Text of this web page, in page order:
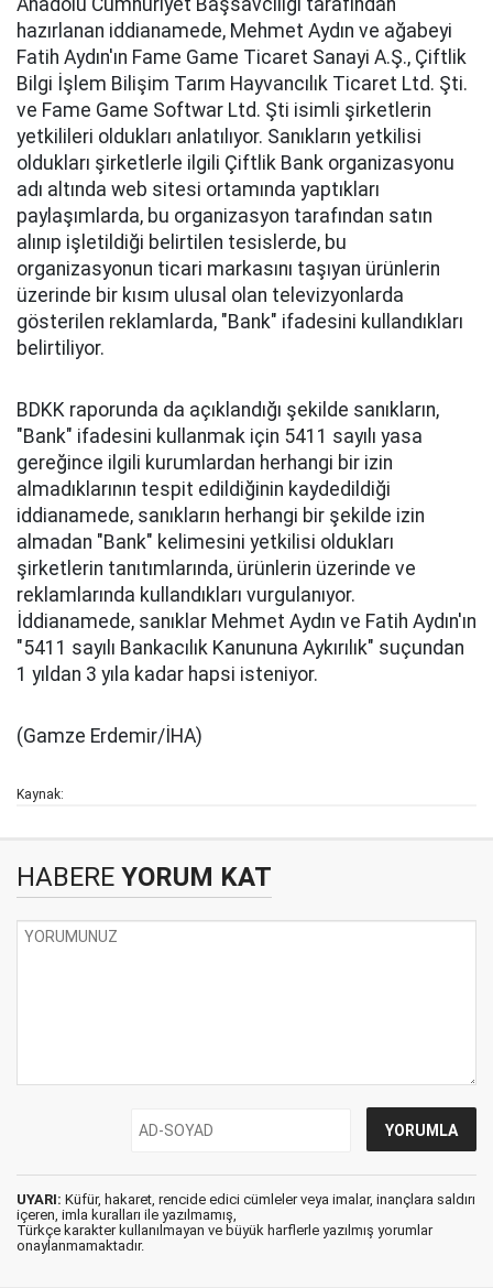
Anadolu Cumhuriyet Başsavcılığı tarafından
hazırlanan iddianamede, Mehmet Aydın ve ağabeyi
Fatih Aydın'ın Fame Game Ticaret Sanayi A.Ş., Çiftlik
Bilgi İşlem Bilişim Tarım Hayvancılık Ticaret Ltd. Şti.
ve Fame Game Softwar Ltd. Şti isimli şirketlerin
yetkilileri oldukları anlatılıyor. Sanıkların yetkilisi
oldukları şirketlerle ilgili Çiftlik Bank organizasyonu
adı altında web sitesi ortamında yaptıkları
paylaşımlarda, bu organizasyon tarafından satın
alınıp işletildiği belirtilen tesislerde, bu
organizasyonun ticari markasını taşıyan ürünlerin
üzerinde bir kısım ulusal olan televizyonlarda
gösterilen reklamlarda, "Bank" ifadesini kullandıkları
belirtiliyor.
BDKK raporunda da açıklandığı şekilde sanıkların,
"Bank" ifadesini kullanmak için 5411 sayılı yasa
gereğince ilgili kurumlardan herhangi bir izin
almadıklarının tespit edildiğinin kaydedildiği
iddianamede, sanıkların herhangi bir şekilde izin
almadan "Bank" kelimesini yetkilisi oldukları
şirketlerin tanıtımlarında, ürünlerin üzerinde ve
reklamlarında kullandıkları vurgulanıyor.
İddianamede, sanıklar Mehmet Aydın ve Fatih Aydın'ın
"5411 sayılı Bankacılık Kanununa Aykırılık" suçundan
1 yıldan 3 yıla kadar hapsi isteniyor.
(Gamze Erdemir/İHA)
Kaynak:
HABERE YORUM KAT
UYARI: Küfür, hakaret, rencide edici cümleler veya imalar, inançlara saldırı
içeren, imla kuralları ile yazılmamış,
Türkçe karakter kullanılmayan ve büyük harflerle yazılmış yorumlar
onaylanmamaktadır.